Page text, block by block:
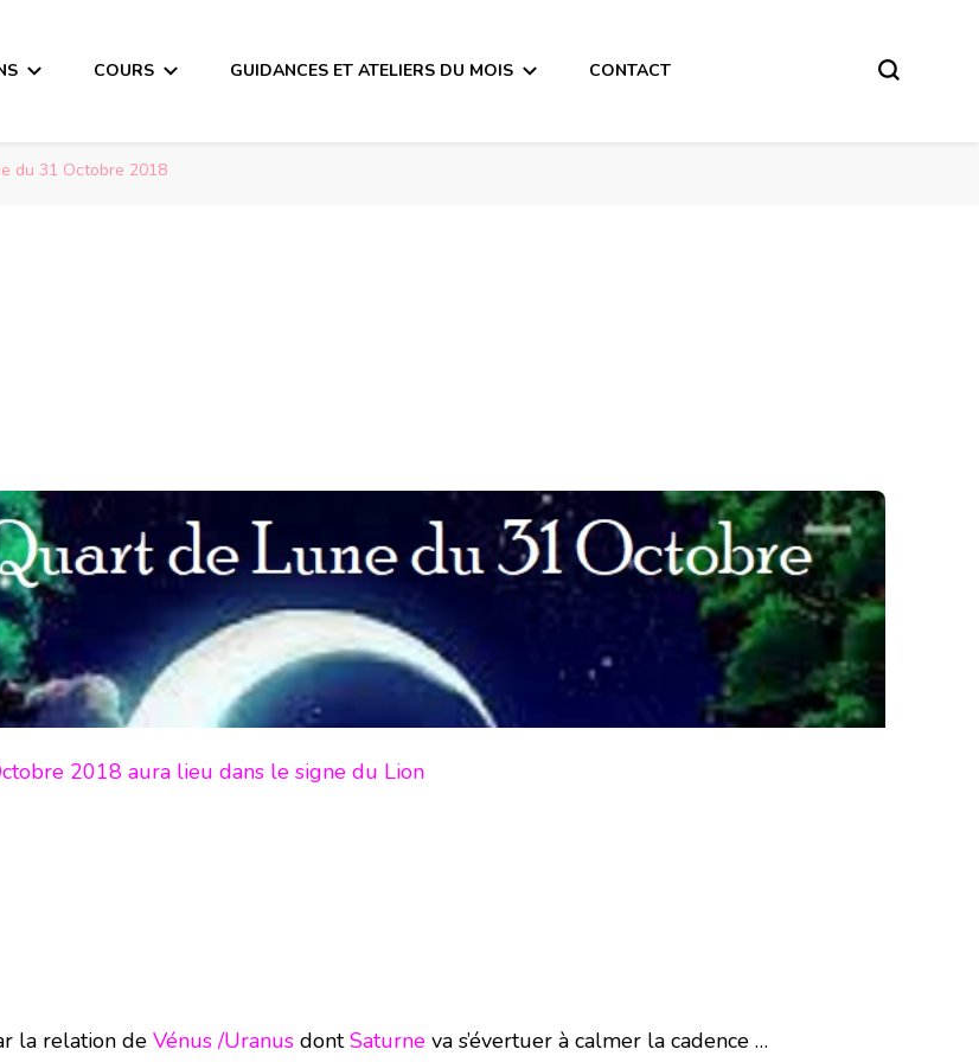
COURS GUIDANCES ET ATELIERS DU MOIS CONTACT
du 31 Octobre 2018
2018 aura lieu dans le signe du Lion
la relation de Vénus /Uranus dontSaturne va s’évertuer à calmer la cadence …